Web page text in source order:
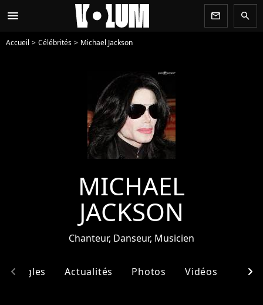
menu newsletter search
Accueil Célébrités Michael Jackson
MICHAEL
JACKSON
Chanteur, Danseur, Musicien
Singles Actualités Photos Vidéos
chevron_left chevron_right